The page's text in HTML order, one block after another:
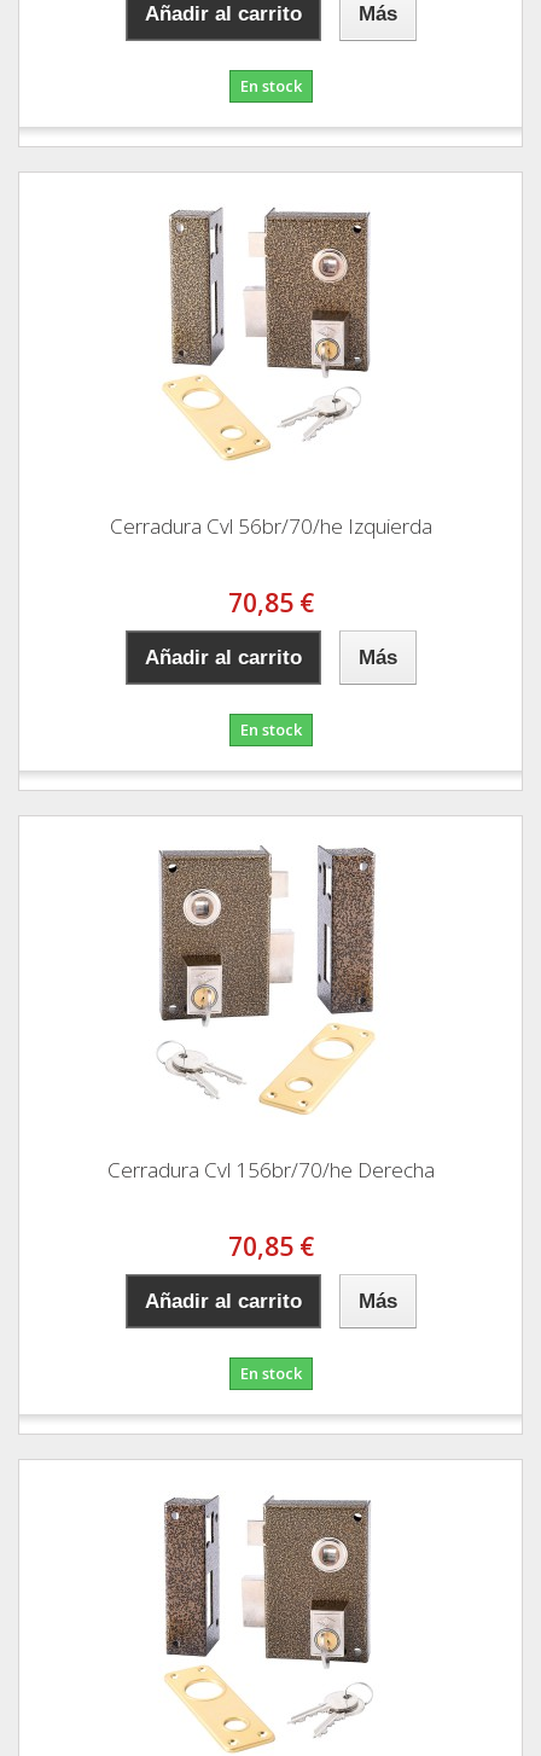
Añadir al carrito Más
En stock
Cerradura Cvl 56br/70/he Izquierda
70,85 €
Añadir al carrito Más
En stock
Cerradura Cvl 156br/70/he Derecha
70,85 €
Añadir al carrito Más
En stock